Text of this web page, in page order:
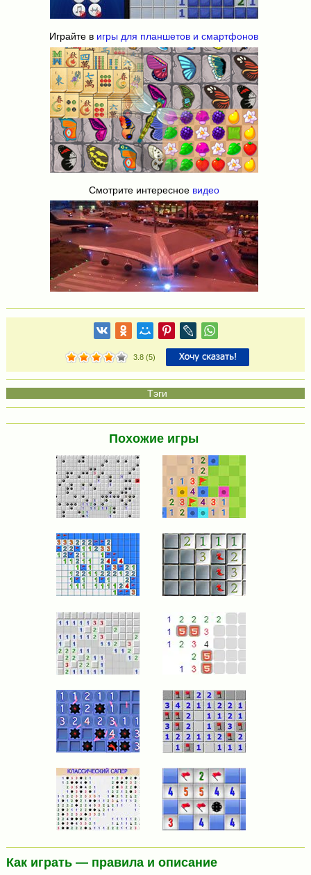
Играйте в игры для планшетов и смартфонов
Смотрите интересное видео
3.8(5)
Похожие игры
Как играть — правила и описание